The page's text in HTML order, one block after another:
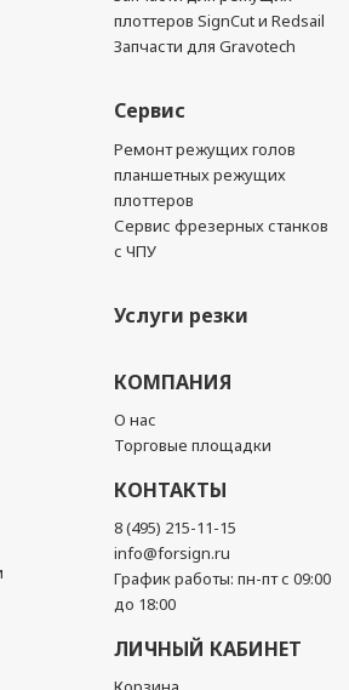
плоттеров SignCut и Redsail
Запчасти для Gravotech
Сервис
Ремонт режущих голов
планшетных режущих
плоттеров
Сервис фрезерных станков
с ЧПУ
Услуги резки
КОМПАНИЯ
О нас
Торговые площадки
КОНТАКТЫ
8 (495) 215-11-15
info@forsign.ru
График работы: пн-пт с 09:00
до 18:00
ЛИЧНЫЙ КАБИНЕТ